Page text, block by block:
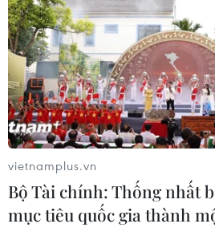
CƠ QUAN CHỦ QUẢN: THÔNG TẤN XÃ VIỆT
Tổng Biên tập: TRẦN TIẾN DUẨN
Phó Tổng Biên tập: NGUYỄN THỊ
THỦY
vietnamplus.vn
Bộ Tài chính: Thống nhất
mục tiêu quốc gia thành